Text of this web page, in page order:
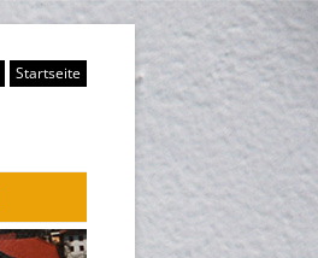
Startseite